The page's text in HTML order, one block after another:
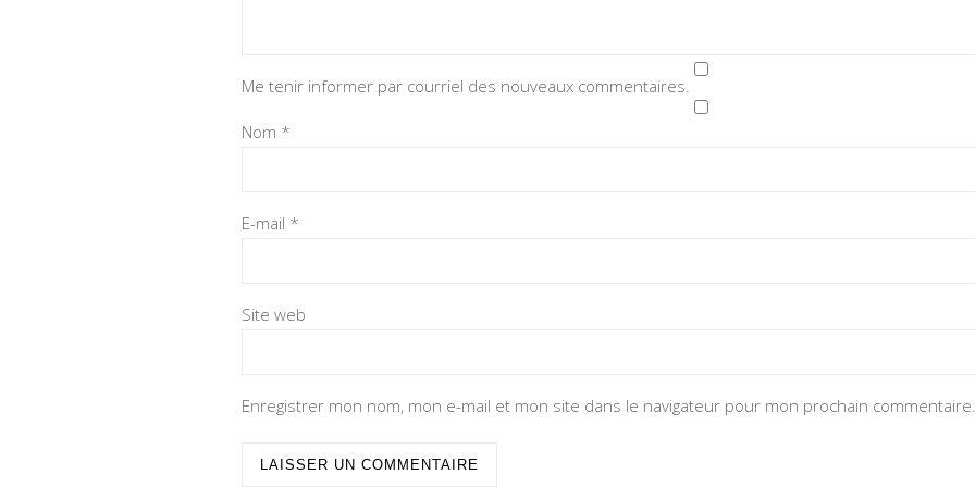
Me tenir informer par courriel des nouveaux commentaires.
Nom *
E-mail *
Site web
Enregistrer mon nom, mon e-mail et mon site dans le navigateur pour mon prochain commentaire.